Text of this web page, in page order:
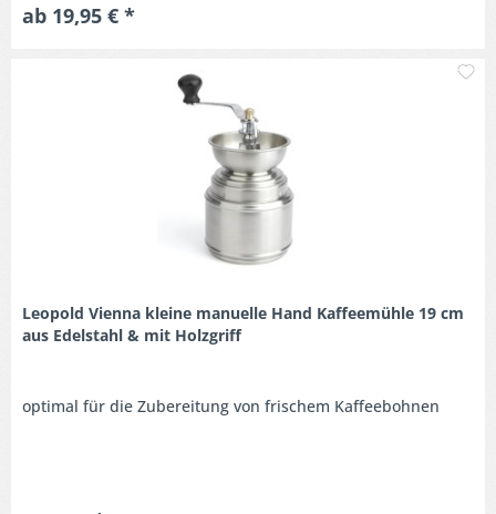
ab 19,95 € *
Leopold Vienna kleine manuelle Hand Kaffeemühle 19 cm
aus Edelstahl & mit Holzgriff
optimal für die Zubereitung von frischem Kaffeebohnen